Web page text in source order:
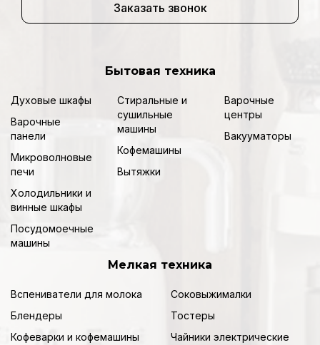
Заказать звонок
Бытовая техника
Духовые шкафы
Варочные
панели
Микроволновые
печи
Холодильники и
винные шкафы
Посудомоечные
машины
Стиральные и
сушильные
машины
Кофемашины
Вытяжки
Варочные
центры
Вакууматоры
Мелкая техника
Вспениватели для молока
Блендеры
Кофеварки и кофемашины
Соковыжималки
Тостеры
Чайники электрические